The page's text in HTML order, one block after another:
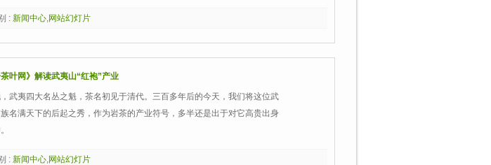
: 新闻中心,网站幻灯片
茶叶网》解读武夷山“红袍”产业
武夷四大名丛之魁，茶名初见于清代。三百多年后的今天，我们将这位武
名满天下的后起之秀，作为岩茶的产业符号，多半还是出于对它高贵出身
: 新闻中心,网站幻灯片